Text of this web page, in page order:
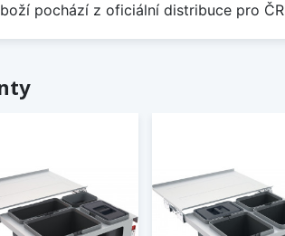
pochází z oficiální distribuce pro ČR